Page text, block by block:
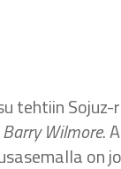
tehtiin
Barry Wilmore.
on